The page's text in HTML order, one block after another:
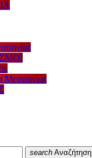
Μεσσηνίας
search Αναζήτηση